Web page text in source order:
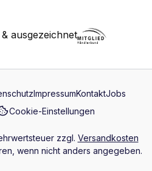
ImpressumKontaktJobs
Cookie-Einstellungen
zzgl. Versandkosten
wenn nicht anders angegeben.